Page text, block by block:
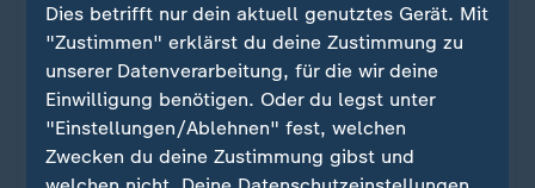
Dies betrifft nur dein aktuell genutztes Gerät. Mit
"Zustimmen" erklärst du deine Zustimmung zu
unserer Datenverarbeitung, für die wir deine
Einwilligung benötigen. Oder du legst unter
"Einstellungen/Ablehnen" fest, welchen
Zwecken du deine Zustimmung gibst und